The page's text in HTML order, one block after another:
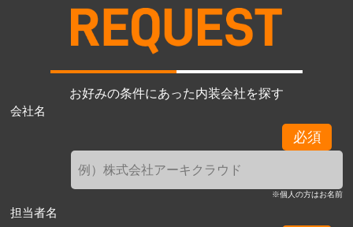
お好みの条件にあった内装会社を探す
会社名
必須
※個人の方はお名前
担当者名